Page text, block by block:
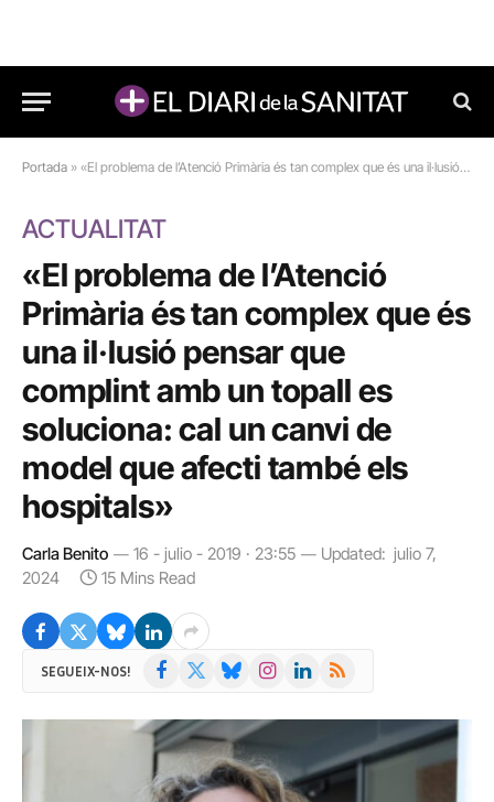
Portada » «El problema de l’Atenció Primària és tan complex que és una il·lusió pensar que complint amb un topall es soluciona: cal un canvi de model que afecti també els hospitals»
ACTUALITAT
«El problema de l’Atenció
Primària és tan complex que és
una il·lusió pensar que
complint amb un topall es
soluciona: cal un canvi de
model que afecti també els
hospitals»
Carla Benito 16 - julio - 2019 · 23:55 Updated: julio 7,
2024
15 Mins Read
SEGUEIX-NOS! Facebook BlueskyInstagramLinkedIn
RSS